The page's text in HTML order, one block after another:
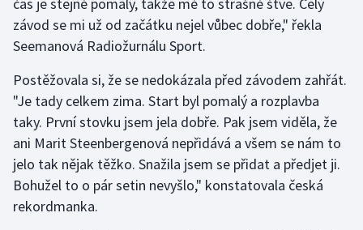
Lyže a snowboard
Motorsport
Olympijské hry
Parasport
Plavání
závod se mi už od začátku nejel vůbec dobře," řekla
Seemanová Radiožurnálu Sport.
Postěžovala si, že se nedokázala před závodem zahřát.
"Je tady celkem zima. Start byl pomalý a rozplavba
taky. První stovku jsem jela dobře. Pak jsem viděla, že
ani Marit Steenbergenová nepřidává a všem se nám to
jelo tak nějak těžko. Snažila jsem se přidat a předjet ji.
Bohužel to o pár setin nevyšlo," konstatovala česká
rekordmanka.